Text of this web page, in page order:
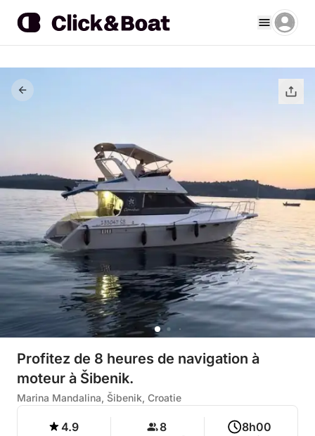
Profitez de 8 heures de navigation à
moteur à Šibenik.
Marina Mandalina, Šibenik, Croatie
4.9 8 8h00